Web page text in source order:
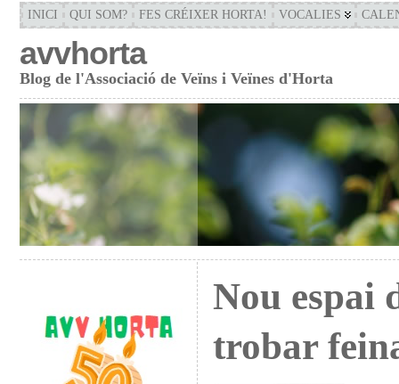
INICI QUI SOM? FES CRÉIXER HORTA! VOCALIES
avvhorta
Blog de l'Associació de Veïns i Veïnes d'Horta
Nou espai
trobar